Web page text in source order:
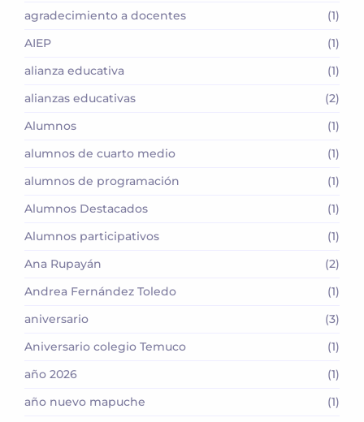
agradecimiento a docentes
(1)
AIEP
(1)
alianza educativa
(1)
alianzas educativas
(2)
Alumnos
(1)
alumnos de cuarto medio
(1)
alumnos de programación
(1)
Alumnos Destacados
(1)
Alumnos participativos
(1)
Ana Rupayán
(2)
Andrea Fernández Toledo
(1)
aniversario
(3)
Aniversario colegio Temuco
(1)
año 2026
(1)
año nuevo mapuche
(1)